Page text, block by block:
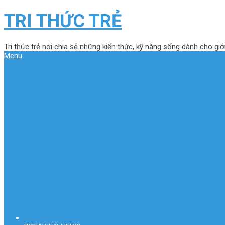
TRI THỨC TRẺ
Tri thức trẻ nơi chia sẻ những kiến thức, kỹ năng sống dành cho
Menu